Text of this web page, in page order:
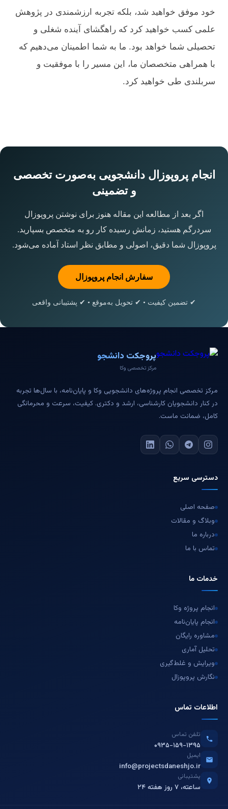
خود موفق خواهید شد، بلکه تجربه ارزشمندی در پژوهش
علمی کسب خواهید کرد که راهگشای آینده شغلی و
تحصیلی شما خواهد بود. ما به شما اطمینان می‌دهیم که
با همراهی متخصصان ما، این مسیر را با موفقیت و
سربلندی طی خواهید کرد.
انجام پروپوزال دانشجویی به‌صورت تخصصی
و تضمینی
اگر بعد از مطالعه این مقاله هنوز برای نوشتن پروپوزال
سردرگم هستید، زمانش رسیده کار رو به متخصص بسپارید.
پروپوزال شما دقیق، اصولی و مطابق نظر استاد آماده می‌شود.
سفارش انجام پروپوزال
✔ تضمین کیفیت • ✔ تحویل به‌موقع • ✔ پشتیبانی واقعی
پروجکت دانشجو
مرکز تخصصی وکا
مرکز تخصصی انجام پروژه‌های دانشجویی وکا و پایان‌نامه، با سال‌ها تجربه
در کنار دانشجویان کارشناسی، ارشد و دکتری. کیفیت، سرعت و محرمانگی
کامل، ضمانت ماست.
دسترسی سریع
صفحه اصلی
وبلاگ و مقالات
درباره ما
تماس با ما
خدمات ما
انجام پروژه وکا
انجام پایان‌نامه
مشاوره رایگان
تحلیل آماری
ویرایش و غلط‌گیری
نگارش پروپوزال
اطلاعات تماس
تلفن تماس
۰۹۳۵-۱۵۹-۱۳۹۵
ایمیل
info@projectsdaneshjo.ir
پشتیبانی
۲۴ ساعته، ۷ روز هفته